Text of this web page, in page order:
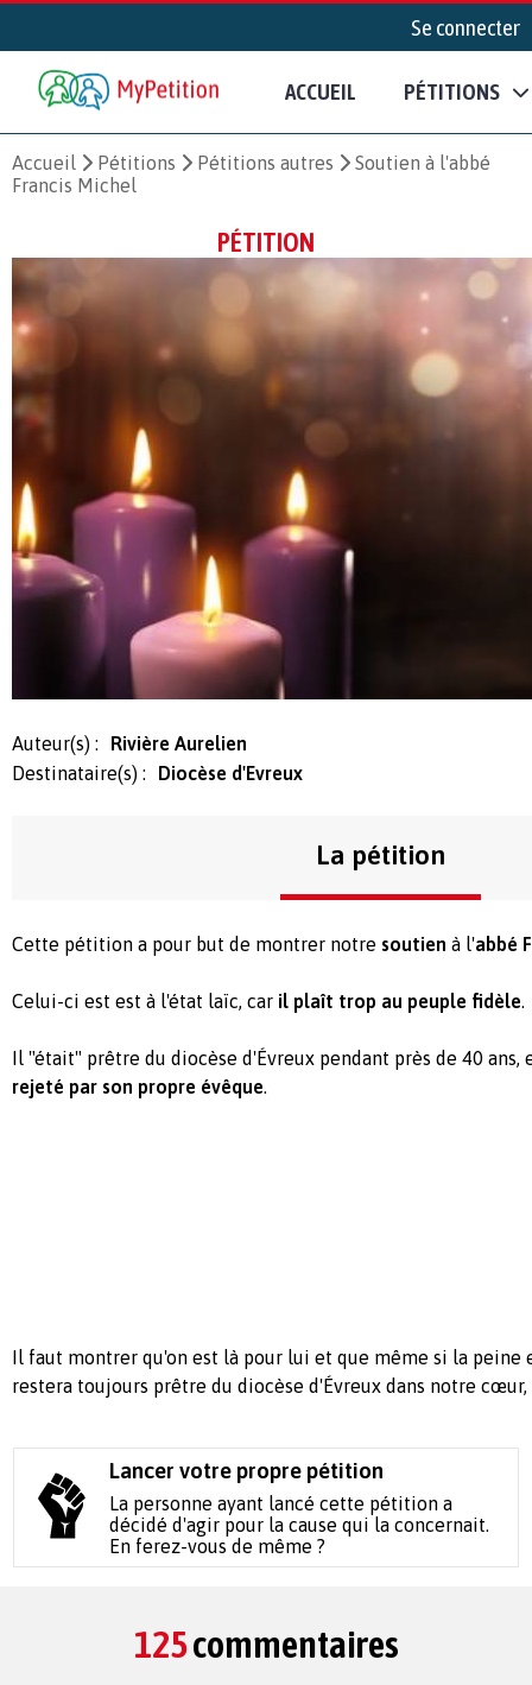
Se connecter
ACCUEIL PÉTITIONS
Accueil Pétitions Pétitions autres
Soutien à l'abbé
Francis Michel
PÉTITION
Auteur(s) :
Rivière Aurelien
Destinataire(s) :
Diocèse d'Evreux
La pétition
Cette pétition a pour but de montrer notre soutien à l'abbé
Celui-ci est est à l'état laïc, car il plaît trop au peuple fidèle.
Il "était" prêtre du diocèse d'Évreux pendant près de 40 ans,
rejeté par son propre évêque.
Il faut montrer qu'on est là pour lui et que même si la
restera toujours prêtre du diocèse d'Évreux dans notre
Lancer votre propre pétition
La personne ayant lancé cette pétition a
décidé d'agir pour la cause qui la concernait.
En ferez-vous de même ?
125commentaires